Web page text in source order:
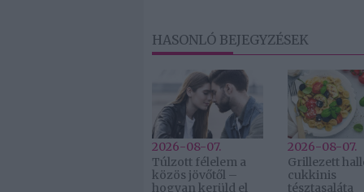
HASONLÓ BEJEGYZÉSEK
2026-08-07.
Túlzott félelem a
közös jövőtől –
hogyan kerüld el
2026-08-07.
Grillezett
cukkinis
tésztasaláta